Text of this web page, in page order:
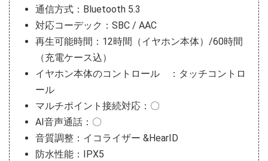
通信方式：Bluetooth 5.3
対応コーデック：SBC / AAC
再生可能時間：12時間（イヤホン本体）/60時間
（充電ケース込）
イヤホン本体のコントロール ：タッチコントロ
ール
マルチポイント接続対応：〇
AI音声通話：〇
音質調整：イコライザー &HearID
防水性能：IPX5